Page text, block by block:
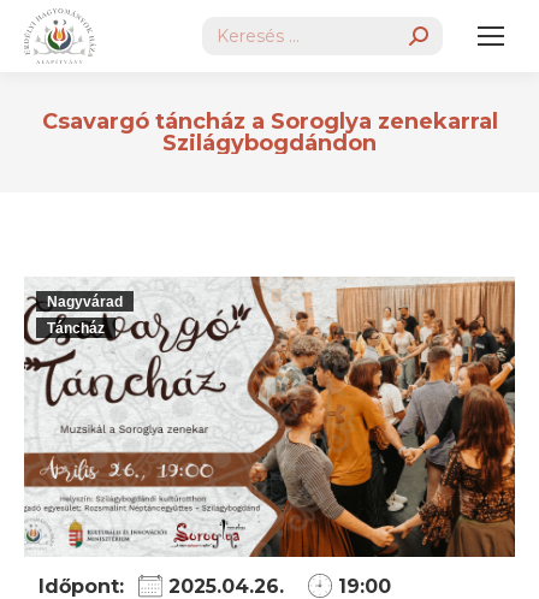
Search:
Csavargó táncház a Soroglya zenekarral
Szilágybogdándon
Nagyvárad
Táncház
Időpont: 2025.04.26. 19:00